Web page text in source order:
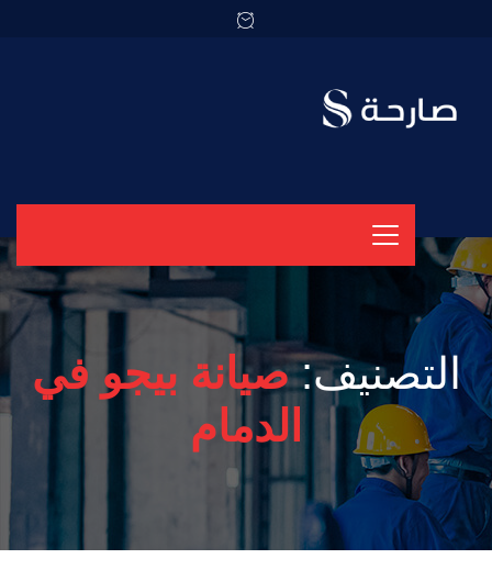
التصنيف:صيانة بيجو في
الدمام